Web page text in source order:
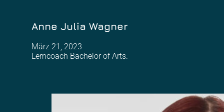
Anne Julia Wagner
März 21, 2023
Lerncoach Bachelor of Arts.